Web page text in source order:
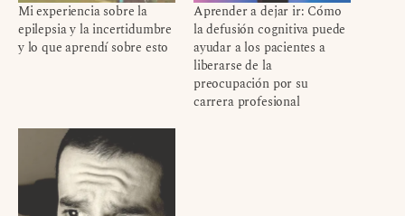
Mi experiencia sobre la
epilepsia y la incertidumbre
y lo que aprendí sobre esto
Aprender a dejar ir: Cómo
la defusión cognitiva puede
ayudar a los pacientes a
liberarse de la
preocupación por su
carrera profesional